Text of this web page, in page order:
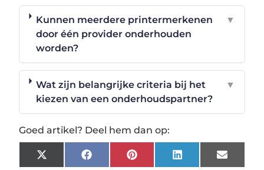
Kunnen meerdere printermerkenen
door één provider onderhouden
worden?
▼
Wat zijn belangrijke criteria bij het
kiezen van een onderhoudspartner?
▼
Goed artikel? Deel hem dan op:
X
FacebookPinterestLinkedInEmail